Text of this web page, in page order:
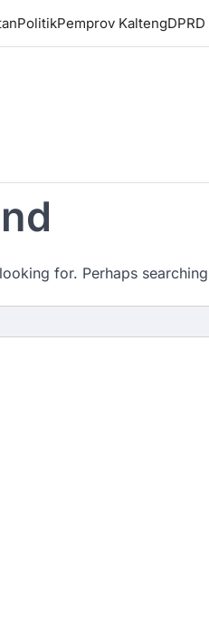
PolitikPemprov Kalteng
for. Perhaps searching